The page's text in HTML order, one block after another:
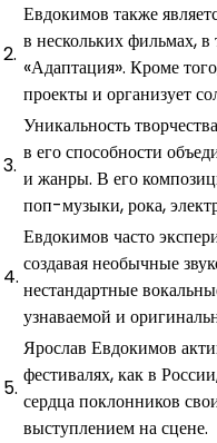
2.
Евдокимов также
в нескольких фильмах,
«Адаптация». Кроме
проекты и организует
3.
Уникальность
в его способности
и жанры. В его
поп-музыки, рока,
4.
Евдокимов часто
создавая необычные
нестандартные
узнаваемой и
5.
Ярослав Евдокимов
фестивалях, как в
сердца поклонников
выступлением на сцене.